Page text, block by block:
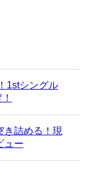
1stシングル
き詰める！現
ュー